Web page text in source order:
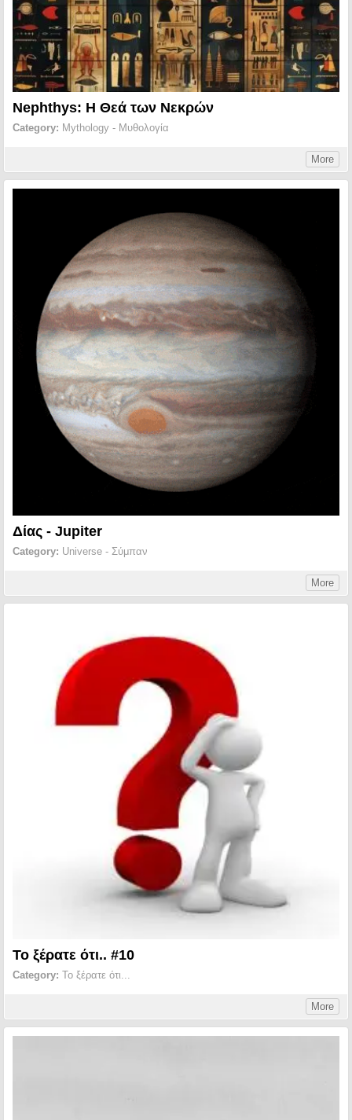
Nephthys: Η Θεά των Νεκρών
Category: Mythology - Μυθολογία
More
Δίας - Jupiter
Category: Universe - Σύμπαν
More
Το ξέρατε ότι.. #10
Category: Το ξέρατε ότι...
More